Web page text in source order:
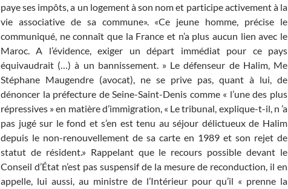
paye ses impôts, a un logement à son nom et participe activement à la
vie associative de sa commune». «Ce jeune homme, précise le
communiqué, ne connaît que la France et n’a plus aucun lien avec le
Maroc. A l’évidence, exiger un départ immédiat pour ce pays
équivaudrait (…) à un bannissement. » Le défenseur de Halim, Me
Stéphane Maugendre (avocat), ne se prive pas, quant à lui, de
dénoncer la préfecture de Seine-Saint-Denis comme « l’une des plus
répressives » en matière d’immigration, « Le tribunal, explique-t-il, n ’a
pas jugé sur le fond et s’en est tenu au séjour délictueux de Halim
depuis le non-renouvellement de sa carte en 1989 et son rejet de
statut de résident.» Rappelant que le recours possible devant le
Conseil d’État n’est pas suspensif de la mesure de reconduction, il en
appelle, lui aussi, au ministre de l’Intérieur pour qu’il « prenne la